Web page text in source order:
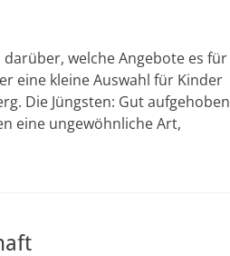
welche Angebote es für
eine kleine Auswahl für Kinder
Die Jüngsten: Gut aufgehoben
eine ungewöhnliche Art,